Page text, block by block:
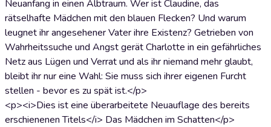
Neuanfang in einen Albtraum. Wer ist Claudine, das
rätselhafte Mädchen mit den blauen Flecken? Und warum
leugnet ihr angesehener Vater ihre Existenz? Getrieben von
Wahrheitssuche und Angst gerät Charlotte in ein gefährliches
Netz aus Lügen und Verrat und als ihr niemand mehr glaubt,
bleibt ihr nur eine Wahl: Sie muss sich ihrer eigenen Furcht
stellen - bevor es zu spät ist.</p>
<p><i>Dies ist eine überarbeitete Neuauflage des bereits
erschienenen Titels</i> Das Mädchen im Schatten</p>